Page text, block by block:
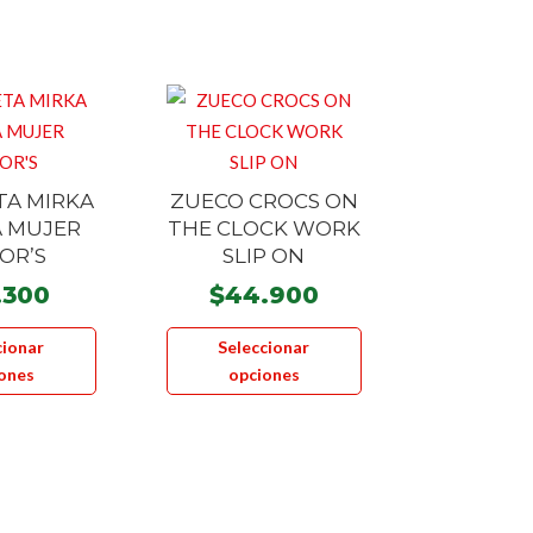
MIRKA
MUJER
Este
tiene
ZUECO CROCS ON
THE CLOCK WORK
SLIP ON
$44.900
Seleccionar
opciones
Este
tiene